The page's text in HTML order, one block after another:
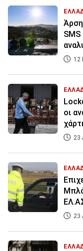
12
οι
23
23